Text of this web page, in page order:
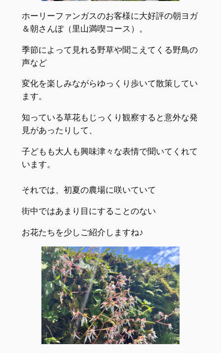
ホーリーファンガスのお客様に大好評の朝ヨガ
＆朝さんぽ（里山満喫コース）。
季節によって見れる野草や聞こえてくる野鳥の
声など
変化を楽しみながらゆっくり歩いて散策してい
ます。
知っている草花もじっくり観察すると意外な発
見があったりして、
子どもも大人も興味津々な表情で聞いてくれて
います。
それでは、初夏の農場に咲いていて
街中ではあまり目にすることのない
お花たちを少しご紹介しますね♪